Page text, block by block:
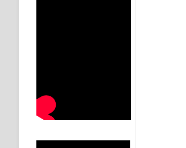
SHAYKH TAREKAT ATAU
DI TANGAN MURSYID, CINTA
RAWATAN TAREKAT:
TASAWUF: BUKAN AJARAN
"Kotoran Yang Paling Bahaya